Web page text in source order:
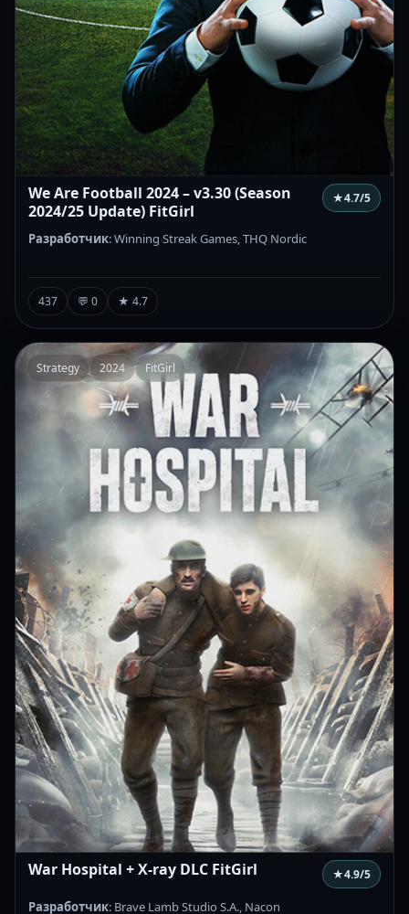
We Are Football 2024 – v3.30 (Season
2024/25 Update) FitGirl
★4.7/5
Разработчик: Winning Streak Games, THQ Nordic
437 💬 0 ★ 4.7
Strategy 2024 FitGirl
War Hospital + X-ray DLC FitGirl ★4.9/5
Разработчик: Brave Lamb Studio S.A., Nacon